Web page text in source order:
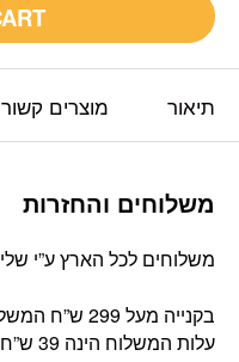
תיאור מוצרים
משלוחים והחזרות
משלוחים לכל הארץ ע”י
בקנייה מעל
עלות המשלוח הינה 39 ש”ח